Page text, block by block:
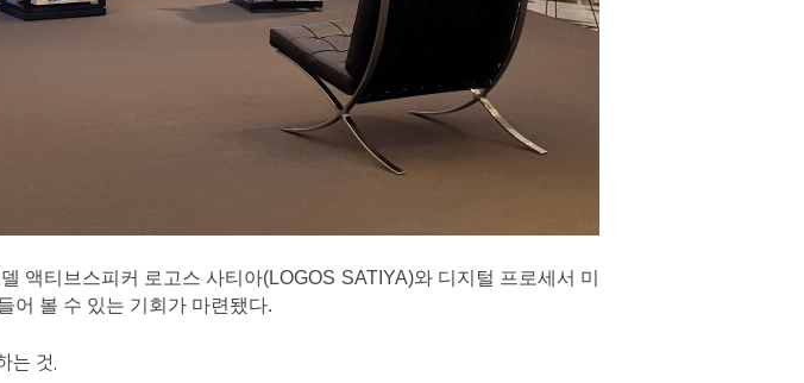
액티브스피커 로고스 사티아(LOGOS SATIYA)와 디지털 프로세서 미
어 볼 수 있는 기회가 마련됐다.
는 것.